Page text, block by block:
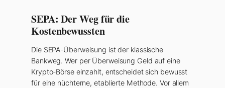
SEPA: Der Weg für die
Kostenbewussten
Die SEPA-Überweisung ist der klassische
Bankweg. Wer per Überweisung Geld auf eine
Krypto-Börse einzahlt, entscheidet sich bewusst
für eine nüchterne, etablierte Methode. Vor allem